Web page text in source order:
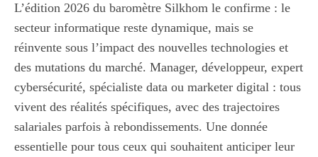
L’édition 2026 du baromètre Silkhom le confirme : le
secteur informatique reste dynamique, mais se
réinvente sous l’impact des nouvelles technologies et
des mutations du marché. Manager, développeur, expert
cybersécurité, spécialiste data ou marketer digital : tous
vivent des réalités spécifiques, avec des trajectoires
salariales parfois à rebondissements. Une donnée
essentielle pour tous ceux qui souhaitent anticiper leur